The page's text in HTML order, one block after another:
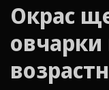
Окрас
овчарки